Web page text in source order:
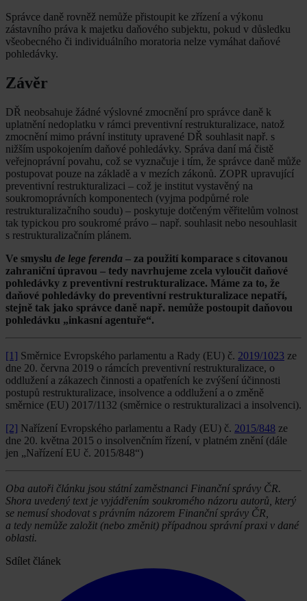
Správce daně rovněž nemůže přistoupit ke zřízení a výkonu
zástavního práva k majetku daňového subjektu, pokud v důsledku
všeobecného či individuálního moratoria nelze vymáhat daňové
pohledávky.
Závěr
DŘ neobsahuje žádné výslovné zmocnění pro správce daně k
uplatnění nedoplatku v rámci preventivní restrukturalizace, natož
zmocnění mimo právní instituty upravené DŘ souhlasit např. s
nižším uspokojením daňové pohledávky. Správa daní má čistě
veřejnoprávní povahu, což se vyznačuje i tím, že správce daně může
postupovat pouze na základě a v mezích zákonů. ZOPR upravující
preventivní restrukturalizaci – což je institut vystavěný na
soukromoprávních komponentech (vyjma podpůrné role
restrukturalizačního soudu) – poskytuje dotčeným věřitelům volnost
tak typickou pro soukromé právo – např. souhlasit nebo nesouhlasit
s restrukturalizačním plánem.
Ve smyslu de lege ferenda – za použití komparace s citovanou
zahraniční úpravou – tedy navrhujeme zcela vyloučit daňové
pohledávky z preventivní restrukturalizace. Máme za to, že
daňové pohledávky do preventivní restrukturalizace nepatří,
stejně tak jako správce daně např. nemůže postoupit daňovou
pohledávku „inkasní agentuře“.
[1] Směrnice Evropského parlamentu a Rady (EU) č. 2019/1023 ze
dne 20. června 2019 o rámcích preventivní restrukturalizace, o
oddlužení a zákazech činnosti a opatřeních ke zvýšení účinnosti
postupů restrukturalizace, insolvence a oddlužení a o změně
směrnice (EU) 2017/1132 (směrnice o restrukturalizaci a insolvenci).
[2] Nařízení Evropského parlamentu a Rady (EU) č. 2015/848 ze
dne 20. května 2015 o insolvenčním řízení, v platném znění (dále
jen „Nařízení EU č. 2015/848“)
Oba autoři článku jsou státní zaměstnanci Finanční správy ČR.
Shora uvedený text je vyjádřením soukromého názoru autorů, který
se nemusí shodovat s právním názorem Finanční správy ČR,
a tedy nemůže založit (nebo změnit) případnou správní praxi v dané
oblasti.
Sdílet článek